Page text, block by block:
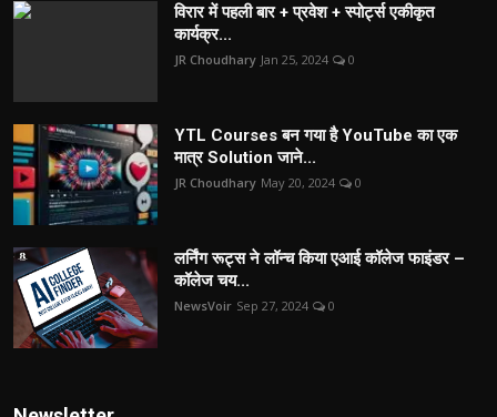
विरार में पहली बार + प्रवेश + स्पोर्ट्स एकीकृत
कार्यक्र...
JR Choudhary Jan 25, 2024 0
YTL Courses बन गया है YouTube का एक
मात्र Solution जाने...
JR Choudhary May 20, 2024 0
लर्निंग रूट्स ने लॉन्च किया एआई कॉलेज फाइंडर –
कॉलेज चय...
NewsVoir Sep 27, 2024 0